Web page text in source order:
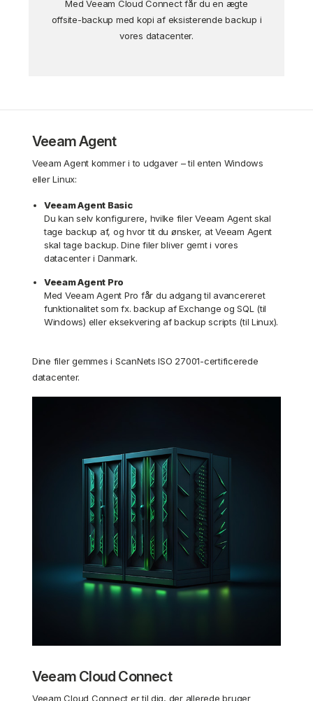
Med Veeam Cloud Connect får du en ægte
offsite-backup med kopi af eksisterende backup i
vores datacenter.
Veeam Agent
Veeam Agent kommer i to udgaver – til enten Windows
eller Linux:
Veeam Agent Basic
Du kan selv konfigurere, hvilke filer Veeam Agent skal
tage backup af, og hvor tit du ønsker, at Veeam Agent
skal tage backup. Dine filer bliver gemt i vores
datacenter i Danmark.
Veeam Agent Pro
Med Veeam Agent Pro får du adgang til avancereret
funktionalitet som fx. backup af Exchange og SQL (til
Windows) eller eksekvering af backup scripts (til Linux).
Dine filer gemmes i ScanNets ISO 27001-certificerede
datacenter.
Veeam Cloud Connect
Veeam Cloud Connect er til dig, der allerede bruger